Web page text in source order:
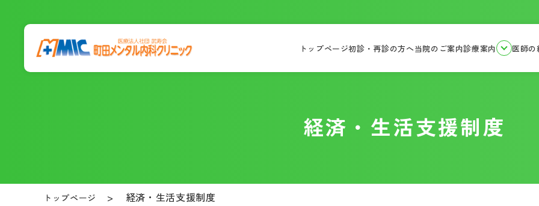
トップページ初診・再診の方へ当院のご案内診療案内 医師の
経済・生活支援制度
トップページ 経済・生活支援制度